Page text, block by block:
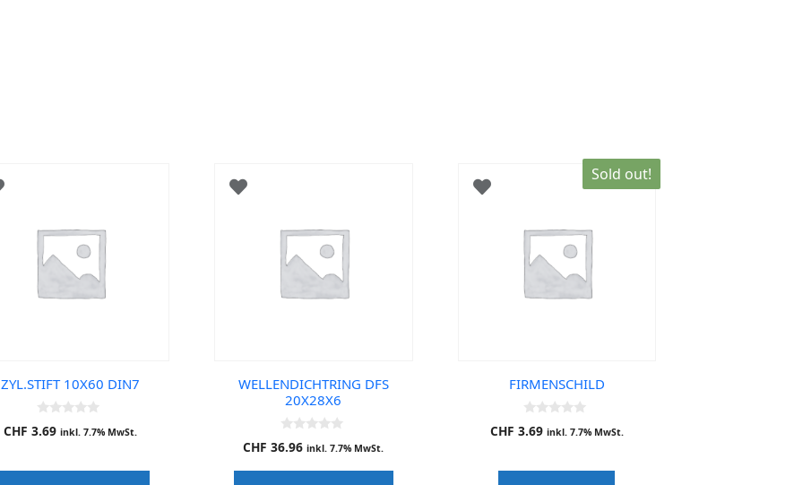
ZYL.STIFT 10X60 DIN7
0
o
o
CHF 3.69 inkl. 7.7% MwSt.
WELLENDICHTRING DFS
20X28X6
0
o
CHF 36.96 inkl. 7.7% MwSt.
Sold out!
FIRMENSCHILD
0
o
o
CHF 3.69 inkl. 7.7% MwSt.